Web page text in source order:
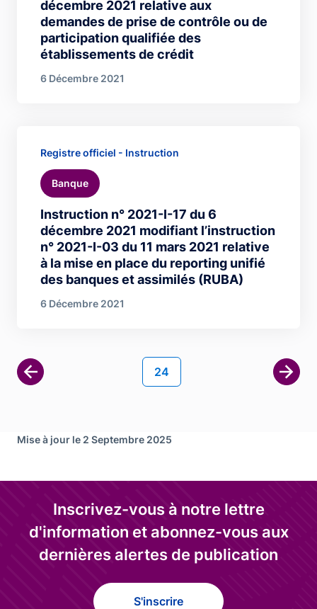
décembre 2021 relative aux
demandes de prise de contrôle ou de
participation qualifiée des
établissements de crédit
6 Décembre 2021
Instruction n° 2021-I-17 du 6
décembre 2021 modifiant l’instruction
n° 2021-I-03 du 11 mars 2021 relative
à la mise en place du reporting unifié
des banques et assimilés (RUBA)
Registre officiel - Instruction
Banque
6 Décembre 2021
Page courante
24
Page
Mise à jour le 2 Septembre 2025
Inscrivez-vous à notre lettre
d'information et abonnez-vous aux
dernières alertes de publication
S'inscrire